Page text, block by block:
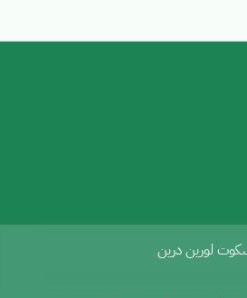
لورين درين